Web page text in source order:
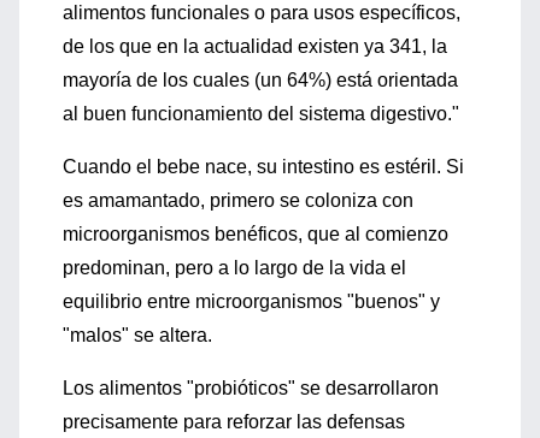
alimentos funcionales o para usos específicos,
de los que en la actualidad existen ya 341, la
mayoría de los cuales (un 64%) está orientada
al buen funcionamiento del sistema digestivo."
Cuando el bebe nace, su intestino es estéril. Si
es amamantado, primero se coloniza con
microorganismos benéficos, que al comienzo
predominan, pero a lo largo de la vida el
equilibrio entre microorganismos "buenos" y
"malos" se altera.
Los alimentos "probióticos" se desarrollaron
precisamente para reforzar las defensas